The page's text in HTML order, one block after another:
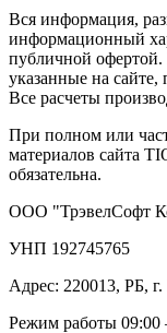
Вся информация,
информационный
публичной
указанные на
Все расчеты
При полном или
материалов сайта
обязательна.
ООО "ТрэвелСофт
УНП 192745765
Адрес: 220013, РБ,
Режим работы 09:00